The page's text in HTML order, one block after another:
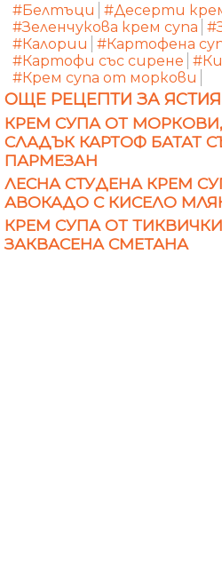
#Белтъци
#Десерти
#Зеленчукова крем супа
#Калории
#Картофена
#Картофи със сирене
#Крем супа от моркови
ОЩЕ РЕЦЕПТИ ЗА
КРЕМ СУПА ОТ
СЛАДЪК КАРТОФ БАТАТ
ПАРМЕЗАН
ЛЕСНА СТУДЕНА КРЕМ
АВОКАДО С КИСЕЛО
КРЕМ СУПА ОТ
ЗАКВАСЕНА СМЕТАНА